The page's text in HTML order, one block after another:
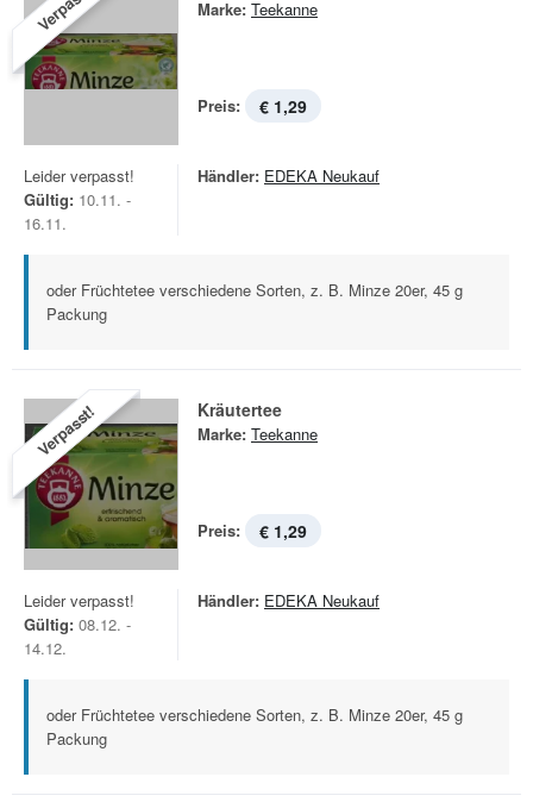
Marke: Teekanne
Preis: € 1,29
Leider verpasst!
Gültig: 10.11. -
16.11.
Händler: EDEKA Neukauf
oder Früchtetee verschiedene Sorten, z. B. Minze 20er, 45 g
Packung
Verpasst! Kräutertee
Marke: Teekanne
Preis: € 1,29
Leider verpasst!
Gültig: 08.12. -
14.12.
Händler: EDEKA Neukauf
oder Früchtetee verschiedene Sorten, z. B. Minze 20er, 45 g
Packung